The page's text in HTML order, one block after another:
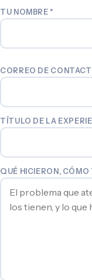
TU NOMBRE*
CORREO DE
TÍTULO DE LA
QUÉ HICIERON,